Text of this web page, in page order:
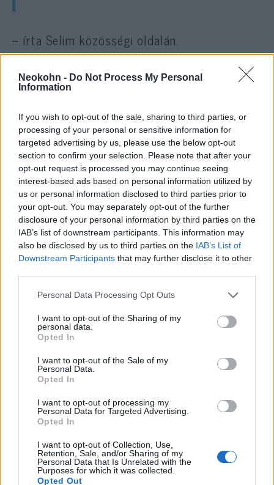
Neokohn - Do Not Process My Personal
Information
If you wish to opt-out of the sale, sharing to third parties, or
processing of your personal or sensitive information for
targeted advertising by us, please use the below opt-out
section to confirm your selection. Please note that after your
opt-out request is processed you may continue seeing
interest-based ads based on personal information utilized by
us or personal information disclosed to third parties prior to
your opt-out. You may separately opt-out of the further
disclosure of your personal information by third parties on the
IAB’s list of downstream participants. This information may
also be disclosed by us to third parties on the IAB’s List of
Downstream Participants that may further disclose it to other
Please note that this website/app uses one or more Google
not limited to your visit or usage behaviour. You may click to
grant or deny consent to Google and its third-party tags to
use your data for below specified purposes in below Google
consent section.
Personal Data Processing Opt Outs
I want to opt-out of the Sharing of my
personal data.
Opted In
I want to opt-out of the Sale of my
Personal Data.
Opted In
I want to opt-out of processing my
Personal Data for Targeted Advertising.
Opted In
I want to opt-out of Collection, Use,
Retention, Sale, and/or Sharing of my
Personal Data that Is Unrelated with the
Purposes for which it was collected.
Opted Out
– írta Selim közösségi oldalán.
Ha javaslatát elfogadják, az Izraellel való
békekötés promotálása akár háromtól tíz
évig terjedő szabadságvesztéssel is
büntethető. A szabályszegőt hivatásától is
eltilthatják, és akár 1 millió algériai dinárig
(2,21 millió forintig) terjedő pénzbüntetésre
is számíthat. Bűnismétlés esetén a
börtönbüntetés 15 évig is terjedhet, a
pénzbírságot pedig 2 millió dinárra
növelhetik.
A szomszédos Marokkó decemberben
jelentette be, hogy helyreállítja diplomáciai
kapcsolatait Izraellel, a békekötésben az
Nagyon boldogok a marokkói zsidók